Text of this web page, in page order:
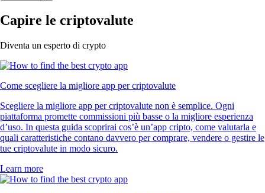
Capire le criptovalute
Diventa un esperto di crypto
Come scegliere la migliore app per criptovalute
Scegliere la migliore app per criptovalute non è semplice. Ogni
piattaforma promette commissioni più basse o la migliore esperienza
d’uso. In questa guida scoprirai cos’è un’app cripto, come valutarla e
quali caratteristiche contano davvero per comprare, vendere o gestire le
tue criptovalute in modo sicuro.
Learn more